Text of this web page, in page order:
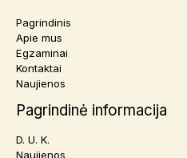
Pagrindinis
Apie mus
Egzaminai
Kontaktai
Naujienos
Pagrindinė informacija
D. U. K.
Naujienos